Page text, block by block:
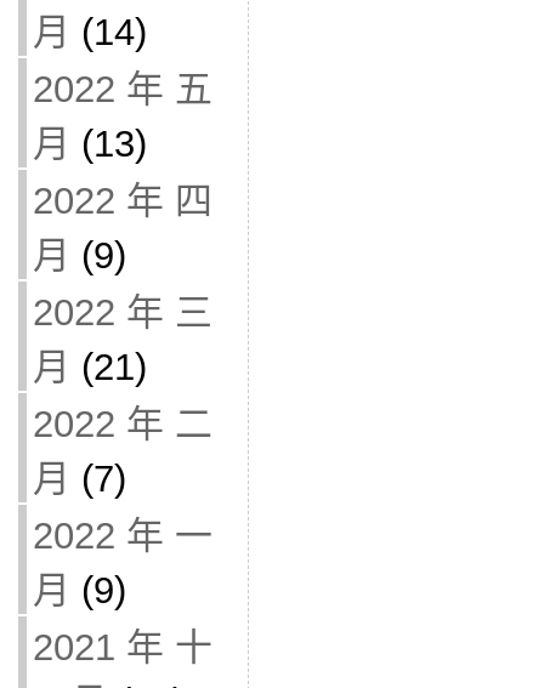
月 (14)
2022 年 五
月 (13)
2022 年 四
月 (9)
2022 年 三
月 (21)
2022 年 二
月 (7)
2022 年 一
月 (9)
2021 年 十